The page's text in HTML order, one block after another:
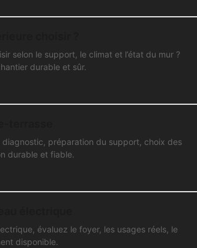
selon le support, le climat et l’état du mur ?
durable et sûr.
diagnostic, préparation du support, choix des
durable et fiable.
évaluez le foyer, les usages réels, le
disponible.